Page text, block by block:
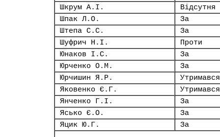
Шкрум А.І.
Відсутня
Шпак Л.О.
За
Штепа С.С.
За
Шуфрич Н.І.
Проти
Юнаков І.С.
За
Юрченко О.М.
За
Юрчишин Я.Р.
Утримався
Яковенко Є.Г.
Утримався
Янченко Г.І.
За
Ясько Є.О.
За
Яцик Ю.Г.
За